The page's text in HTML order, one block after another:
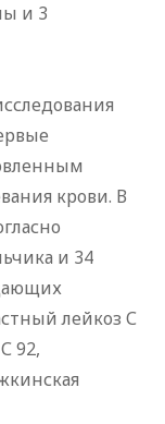
и 3
крови. В
и 34
лейкоз С
92,